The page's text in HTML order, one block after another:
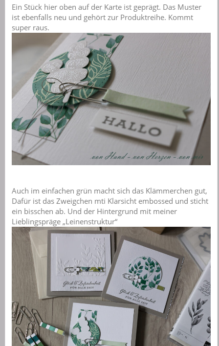
Ein Stück hier oben auf der Karte ist geprägt. Das Muster
ist ebenfalls neu und gehört zur Produktreihe. Kommt
super raus.
Auch im einfachen grün macht sich das Klämmerchen gut,
Dafür ist das Zweigchen mti Klarsicht embossed und sticht
ein bisschen ab. Und der Hintergrund mit meiner
Lieblingspräge „Leinenstruktur“